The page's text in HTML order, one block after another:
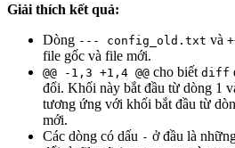
Giải thích kết quả:
Dòng --- config_old.txt và
file gốc và file mới.
@@ -1,3 +1,4 @@ cho biết diff
đổi. Khối này bắt đầu từ dòng 1
tương ứng với khối bắt đầu từ
mới.
Các dòng có dấu - ở đầu là